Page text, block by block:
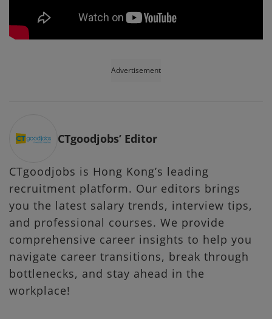
Advertisement
CTgoodjobs’ Editor
CTgoodjobs is Hong Kong’s leading
recruitment platform. Our editors brings
you the latest salary trends, interview tips,
and professional courses. We provide
comprehensive career insights to help you
navigate career transitions, break through
bottlenecks, and stay ahead in the
workplace!